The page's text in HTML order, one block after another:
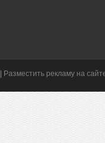
Разместить рекламу на